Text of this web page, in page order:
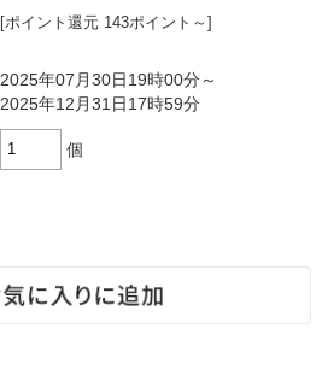
[ポイント還元 143ポイント～]
2025年07月30日19時00分～
2025年12月31日17時59分
個